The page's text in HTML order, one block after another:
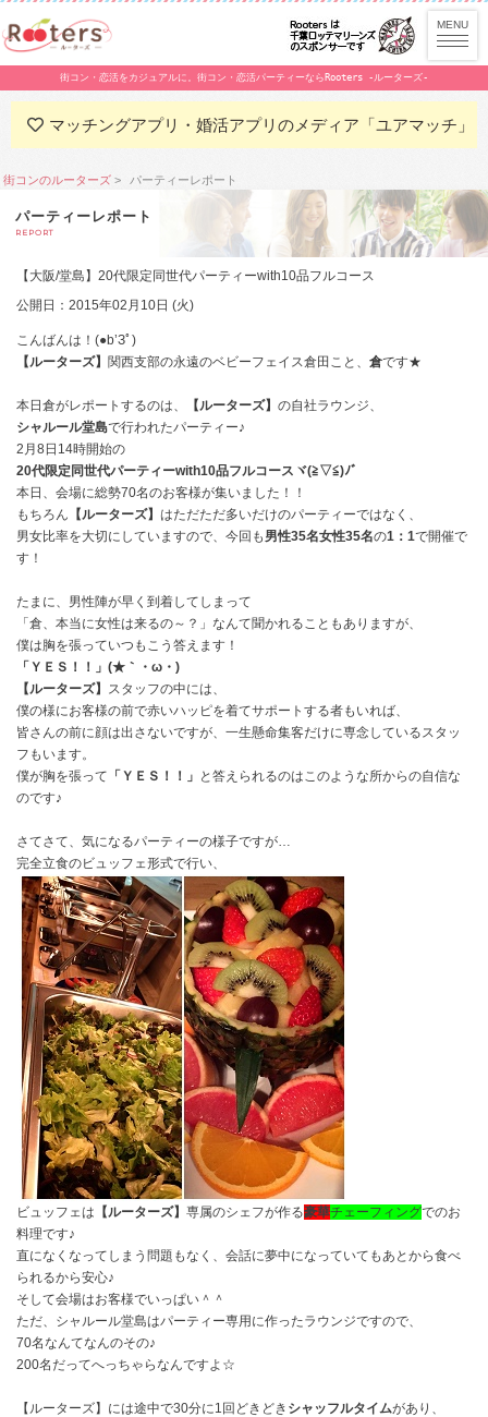
街コン・恋活をカジュアルに。街コン・恋活パーティーならRooters -ルーターズ-
マッチングアプリ・婚活アプリのメディア「ユアマッチ」
街コンのルーターズ パーティーレポート
パーティーレポート
REPORT
【大阪/堂島】20代限定同世代パーティーwith10品フルコース
公開日：2015年02月10日 (火)
こんばんは！(●b’Зﾟ)
【ルーターズ】 関西支部の永遠のベビーフェイス倉田こと、 倉です★
本日倉がレポートするのは、 【ルーターズ】 の自社ラウンジ、
シャルール堂島で行われたパーティー♪
2月8日14時開始の
20代限定同世代パーティーwith10品フルコースヾ(≧▽≦)ﾉﾞ
本日、会場に総勢70名のお客様が集いました！！
もちろん 【ルーターズ】 はただただ多いだけのパーティーではなく、
男女比率を大切にしていますので、今回も 男性35名女性35名の1：1で開催で
す！
たまに、男性陣が早く到着してしまって
「倉、本当に女性は来るの～？」なんて聞かれることもありますが、
僕は胸を張っていつもこう答えます！
「ＹＥＳ！！」(★｀・ω・)ゞ
【ルーターズ】 スタッフの中には、
僕の様にお客様の前で赤いハッピを着てサポートする者もいれば、
皆さんの前に顔は出さないですが、一生懸命集客だけに専念しているスタッ
フもいます。
僕が胸を張って 「ＹＥＳ！！」 と答えられるのはこのような所からの自信な
のです♪
さてさて、気になるパーティーの様子ですが…
完全立食のビュッフェ形式で行い、
ビュッフェは 【ルーターズ】 専属のシェフが作る豪華チェーフィングでのお
料理です♪
直になくなってしまう問題もなく、会話に夢中になっていてもあとから食べ
られるから安心♪
そして会場はお客様でいっぱい＾＾
ただ、シャルール堂島はパーティー専用に作ったラウンジですので、
70名なんてなんのその♪
200名だってへっちゃらなんですよ☆
【ルーターズ】には途中で30分に1回どきどき シャッフルタイムがあり、